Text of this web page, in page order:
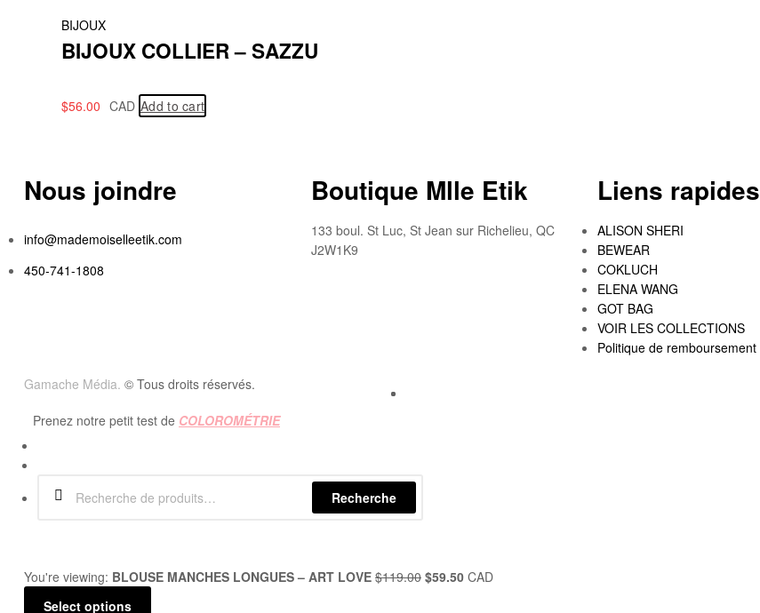
BIJOUX
BIJOUX COLLIER – SAZZU
$56.00 CAD Add to cart
Nous joindre
info@mademoiselleetik.com
450-741-1808
Boutique Mlle Etik
133 boul. St Luc, St Jean sur Richelieu, QC
J2W1K9
Liens rapides
ALISON SHERI
BEWEAR
COKLUCH
ELENA WANG
GOT BAG
VOIR LES COLLECTIONS
Politique de remboursement
Gamache Média. © Tous droits réservés.
Prenez notre petit test de COLOROMÉTRIE
Recherche
You're viewing: BLOUSE MANCHES LONGUES – ART LOVE $119.00 $59.50 CAD
Select options